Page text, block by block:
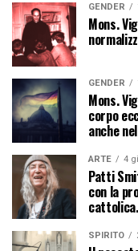
GENDER
Mons.
GENDER
Mons.
corpo
anche
ARTE 4
Patti
con la
SPIRITO